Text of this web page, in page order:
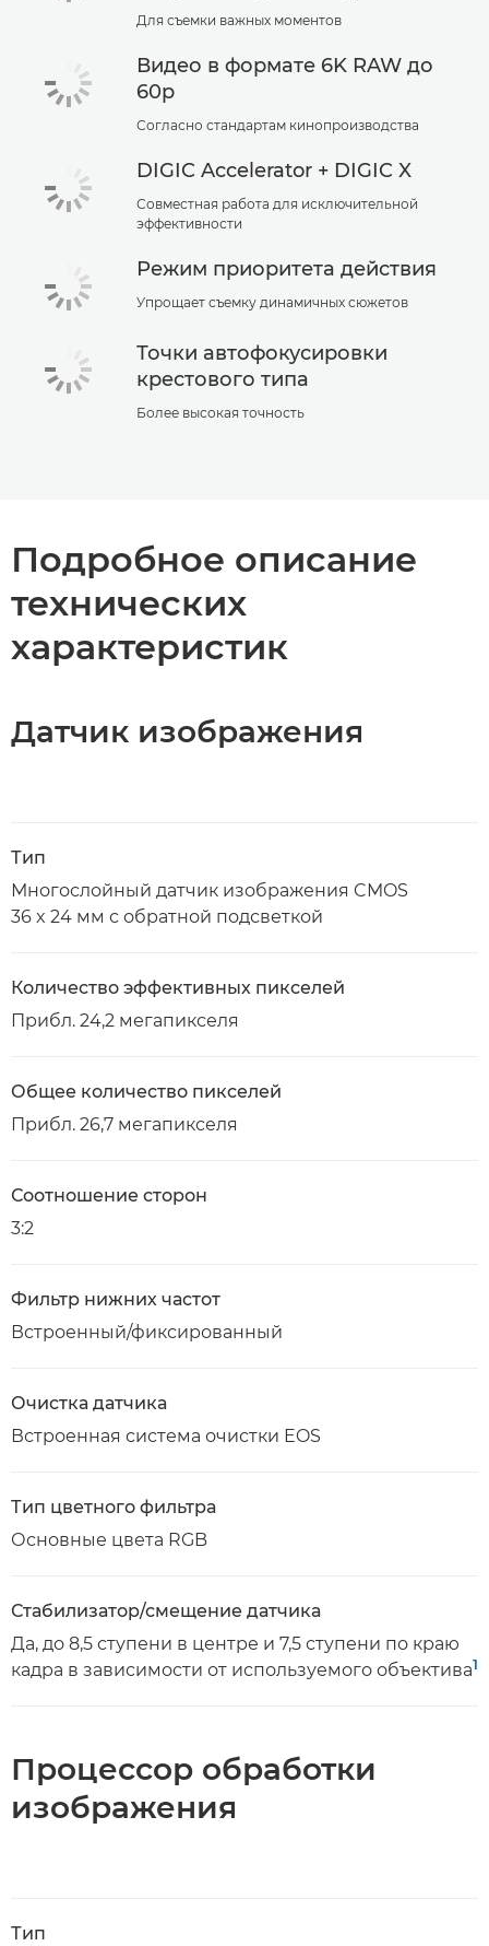
Для съемки важных моментов
Видео в формате 6K RAW до
60p
Согласно стандартам кинопроизводства
DIGIC Accelerator + DIGIC X
Совместная работа для исключительной
эффективности
Режим приоритета действия
Упрощает съемку динамичных сюжетов
Точки автофокусировки
крестового типа
Более высокая точность
Подробное описание
технических
характеристик
Датчик изображения
Тип
Многослойный датчик изображения CMOS
36 x 24 мм с обратной подсветкой
Количество эффективных пикселей
Прибл. 24,2 мегапикселя
Общее количество пикселей
Прибл. 26,7 мегапикселя
Соотношение сторон
3:2
Фильтр нижних частот
Встроенный/фиксированный
Очистка датчика
Встроенная система очистки EOS
Тип цветного фильтра
Основные цвета RGB
Стабилизатор/смещение датчика
Да, до 8,5 ступени в центре и 7,5 ступени по краю
кадра в зависимости от используемого объектива1
Процессор обработки
изображения
Тип